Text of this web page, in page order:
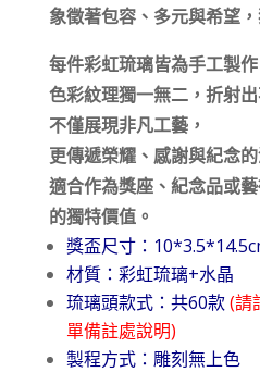
象徵著包容、多元與希望
每件彩虹琉璃皆為手工製作
色彩紋理獨一無二，折射
不僅展現非凡工藝，
更傳遞榮耀、感謝與紀念
適合作為獎座、紀念品或
的獨特價值。
獎盃尺寸：
材質：彩虹琉璃+水晶
琉璃頭款式：共60款(請
單備註處說明)
製程方式：雕刻無上色